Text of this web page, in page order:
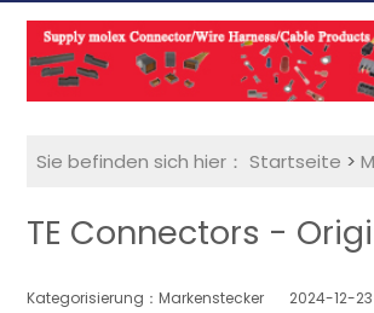
Sie befinden sich hier： Startseite >
TE Connectors -
Kategorisierung：Markenstecker 2024-12-